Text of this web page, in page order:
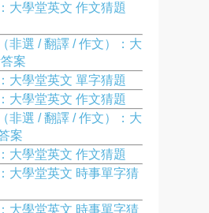
大學堂英文 作文猜題
非選 / 翻譯 / 作文）：大
案
大學堂英文 單字猜題
大學堂英文 作文猜題
非選 / 翻譯 / 作文）：大
案
大學堂英文 作文猜題
大學堂英文 時事單字猜
大學堂英文 時事單字猜